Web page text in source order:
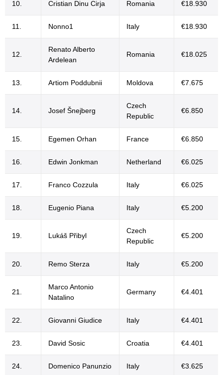
10. Cristian Dinu Cirja Romania €18.930
11. Nonno1 Italy €18.930
12.
Renato Alberto
Ardelean
Romania €18.025
13. Artiom Poddubnii Moldova €7.675
14. Josef Šnejberg
Czech
Republic
€6.850
15. Egemen Orhan France €6.850
16. Edwin Jonkman Netherland €6.025
17. Franco Cozzula Italy €6.025
18. Eugenio Piana Italy €5.200
19. Lukáš Přibyl
Czech
Republic
€5.200
20. Remo Sterza Italy €5.200
21.
Marco Antonio
Natalino
Germany €4.401
22. Giovanni Giudice Italy €4.401
23. David Sosic Croatia €4.401
24. Domenico Panunzio Italy €3.625